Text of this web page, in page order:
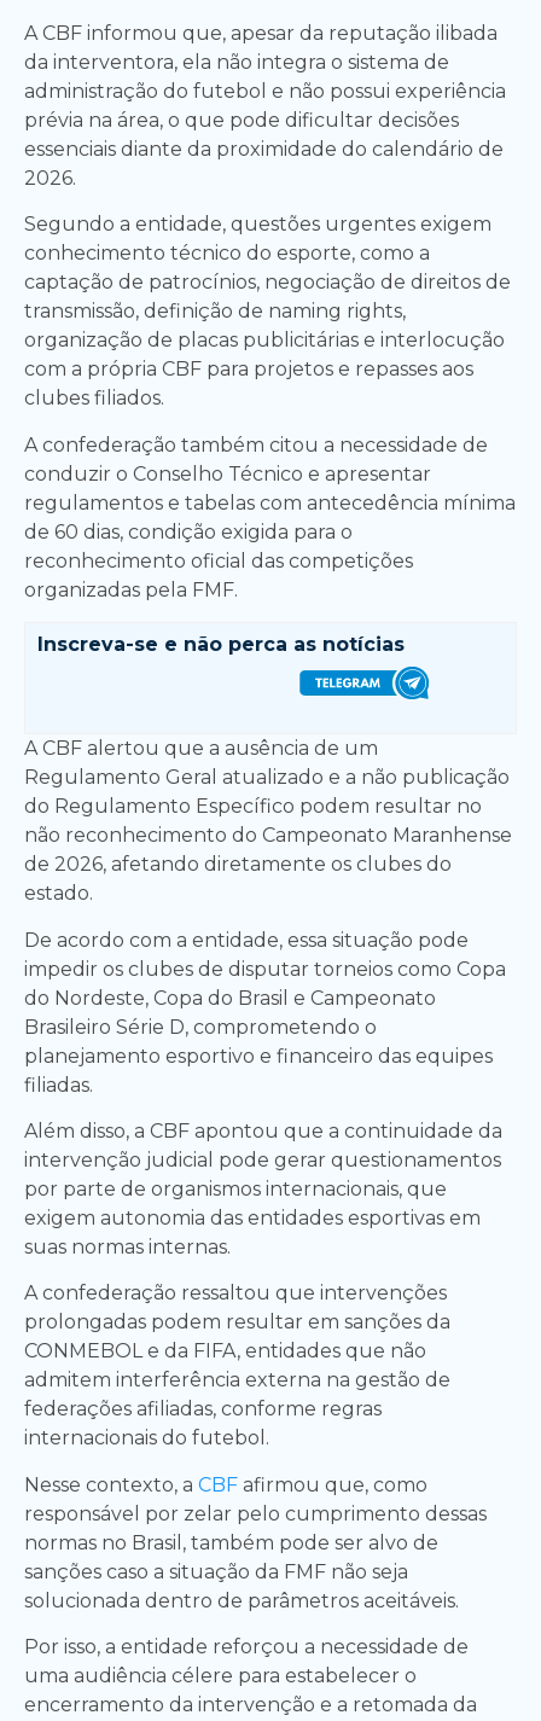
A CBF informou que, apesar da reputação ilibada
da interventora, ela não integra o sistema de
administração do futebol e não possui experiência
prévia na área, o que pode dificultar decisões
essenciais diante da proximidade do calendário de
2026.
Segundo a entidade, questões urgentes exigem
conhecimento técnico do esporte, como a
captação de patrocínios, negociação de direitos de
transmissão, definição de naming rights,
organização de placas publicitárias e interlocução
com a própria CBF para projetos e repasses aos
clubes filiados.
A confederação também citou a necessidade de
conduzir o Conselho Técnico e apresentar
regulamentos e tabelas com antecedência mínima
de 60 dias, condição exigida para o
reconhecimento oficial das competições
organizadas pela FMF.
Inscreva-se e não perca as notícias
A CBF alertou que a ausência de um
Regulamento Geral atualizado e a não publicação
do Regulamento Específico podem resultar no
não reconhecimento do Campeonato Maranhense
de 2026, afetando diretamente os clubes do
estado.
De acordo com a entidade, essa situação pode
impedir os clubes de disputar torneios como Copa
do Nordeste, Copa do Brasil e Campeonato
Brasileiro Série D, comprometendo o
planejamento esportivo e financeiro das equipes
filiadas.
Além disso, a CBF apontou que a continuidade da
intervenção judicial pode gerar questionamentos
por parte de organismos internacionais, que
exigem autonomia das entidades esportivas em
suas normas internas.
A confederação ressaltou que intervenções
prolongadas podem resultar em sanções da
CONMEBOL e da FIFA, entidades que não
admitem interferência externa na gestão de
federações afiliadas, conforme regras
internacionais do futebol.
Nesse contexto, a CBF afirmou que, como
responsável por zelar pelo cumprimento dessas
normas no Brasil, também pode ser alvo de
sanções caso a situação da FMF não seja
solucionada dentro de parâmetros aceitáveis.
Por isso, a entidade reforçou a necessidade de
uma audiência célere para estabelecer o
encerramento da intervenção e a retomada da